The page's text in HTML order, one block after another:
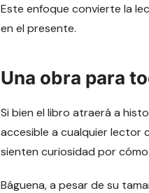
Este enfoque convierte la
en el presente.
Una obra para
Si bien el libro atraerá a
accesible a cualquier lector
sienten curiosidad por
Báguena, a pesar de su